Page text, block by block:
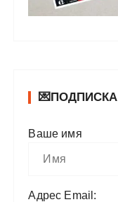
💌ПОДПИСКА
Ваше имя
Адрес Email: